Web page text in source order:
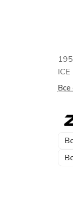
ICE
Все